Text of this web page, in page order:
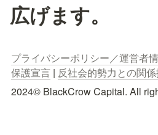
広げます。
プライバシーポリシー／運営者
保護宣言 | 反社会的勢力との関
2024© BlackCrow Capital. All